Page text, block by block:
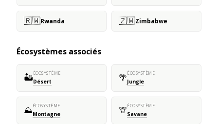
🇷🇼Rwanda 🇿🇼Zimbabwe
Écosystèmes associés
🏜️ÉCOSYSTÈME
Désert 🌴ÉCOSYSTÈME
Jungle
⛰️ÉCOSYSTÈME
Montagne 🦒ÉCOSYSTÈME
Savane